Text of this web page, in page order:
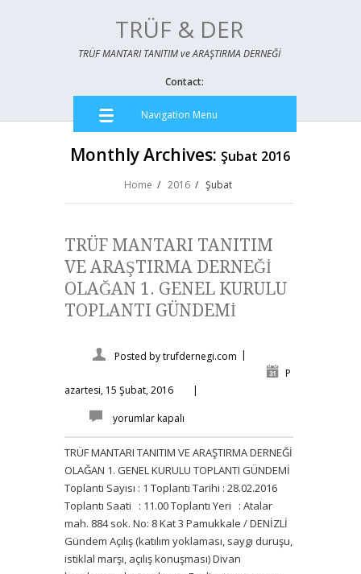
TRÜF & DER
TRÜF MANTARI TANITIM ve ARAŞTIRMA DERNEĞİ
Contact:
Navigation Menu
Monthly Archives: Şubat 2016
Home / 2016/ Şubat
TRÜF MANTARI TANITIM
VE ARAŞTIRMA DERNEĞİ
OLAĞAN 1. GENEL KURULU
TOPLANTI GÜNDEMİ
Posted bytrufdernegi.com |
P
azartesi, 15 Şubat, 2016
|
yorumlar kapalı
TRÜF MANTARI TANITIM VE ARAŞTIRMA DERNEĞİ
OLAĞAN 1. GENEL KURULU TOPLANTI GÜNDEMİ
Toplantı Sayısı : 1 Toplantı Tarihi : 28.02.2016
Toplantı Saati : 11.00 Toplantı Yeri : Atalar
mah. 884 sok. No: 8 Kat 3 Pamukkale / DENİZLİ
Gündem Açılış (katılım yoklaması, saygı duruşu,
istiklal marşı, açılış konuşması) Divan